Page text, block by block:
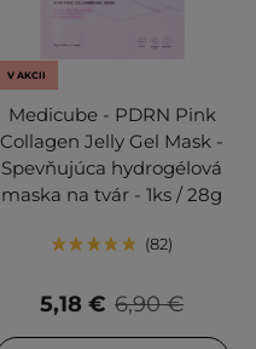
V AKCII
Medicube - PDRN Pink
Collagen Jelly Gel Mask -
Spevňujúca hydrogélová
maska na tvár - 1ks / 28g
82
6,90 €
5,18 €